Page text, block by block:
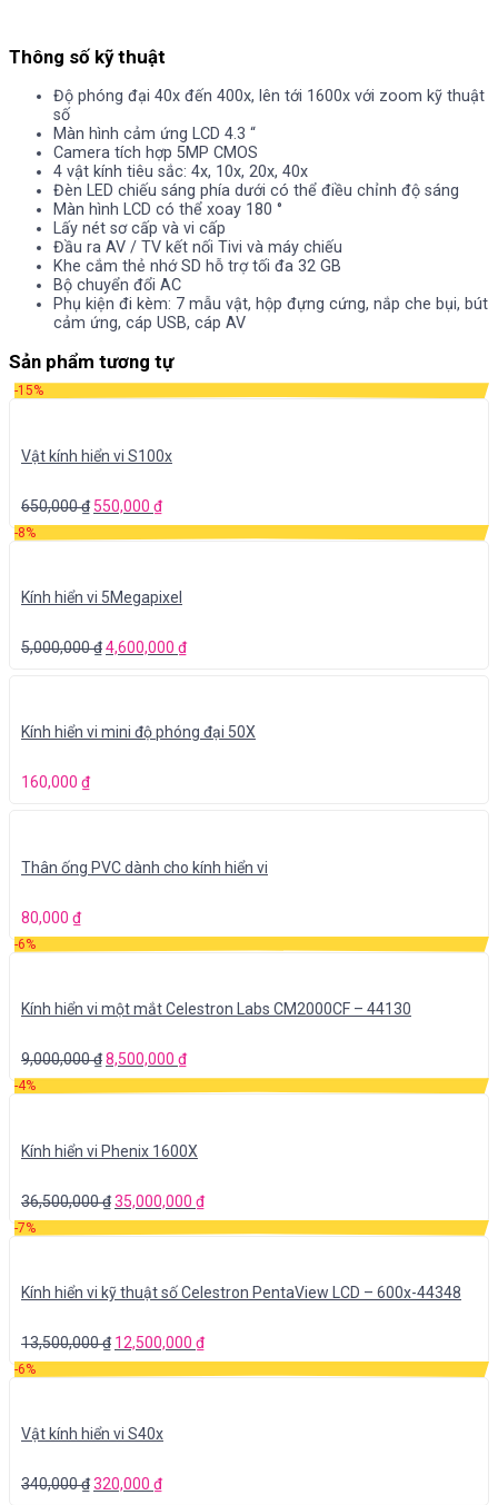
Thông số kỹ thuật
Độ phóng đại 40x đến 400x, lên tới 1600x với zoom kỹ thuật
số
Màn hình cảm ứng LCD 4.3 “
Camera tích hợp 5MP CMOS
4 vật kính tiêu sắc: 4x, 10x, 20x, 40x
Đèn LED chiếu sáng phía dưới có thể điều chỉnh độ sáng
Màn hình LCD có thể xoay 180 °
Lấy nét sơ cấp và vi cấp
Đầu ra AV / TV kết nối Tivi và máy chiếu
Khe cắm thẻ nhớ SD hỗ trợ tối đa 32 GB
Bộ chuyển đổi AC
Phụ kiện đi kèm: 7 mẫu vật, hộp đựng cứng, nắp che bụi, bút
cảm ứng, cáp USB, cáp AV
Sản phẩm tương tự
-15%
Vật kính hiển vi S100x
650,000₫ 550,000 ₫
-8%
Kính hiển vi 5Megapixel
5,000,000₫4,600,000 ₫
Kính hiển vi mini độ phóng đại 50X
160,000 ₫
Thân ống PVC dành cho kính hiển vi
80,000 ₫
-6%
Kính hiển vi một mắt Celestron Labs CM2000CF – 44130
9,000,000₫8,500,000 ₫
-4%
Kính hiển vi Phenix 1600X
36,500,000₫35,000,000 ₫
-7%
Kính hiển vi kỹ thuật số Celestron PentaView LCD – 600x-44348
13,500,000₫ 12,500,000 ₫
-6%
Vật kính hiển vi S40x
340,000₫320,000 ₫